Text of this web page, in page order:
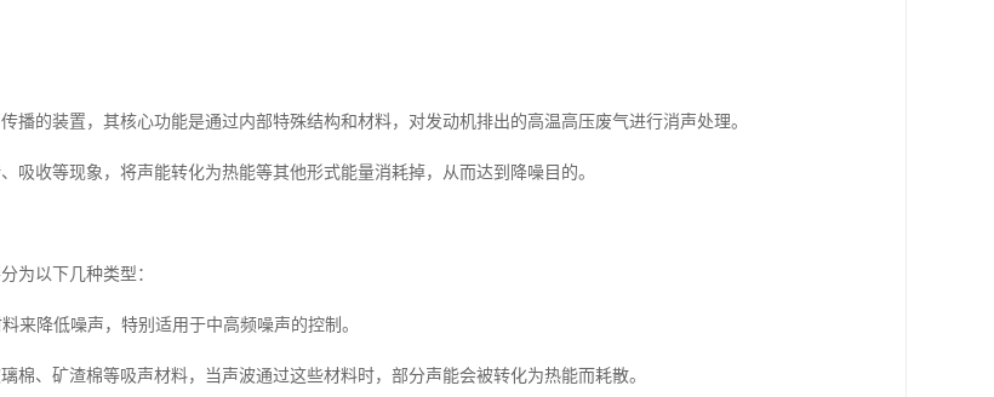
播的装置，其核心功能是通过内部特殊结构和材料，对发动机排出的高温高压废气进行消声处理。
吸收等现象，将声能转化为热能等其他形式能量消耗掉，从而达到降噪目的。
为以下几种类型：
来降低噪声，特别适用于中高频噪声的控制。
棉、矿渣棉等吸声材料，当声波通过这些材料时，部分声能会被转化为热能而耗散。